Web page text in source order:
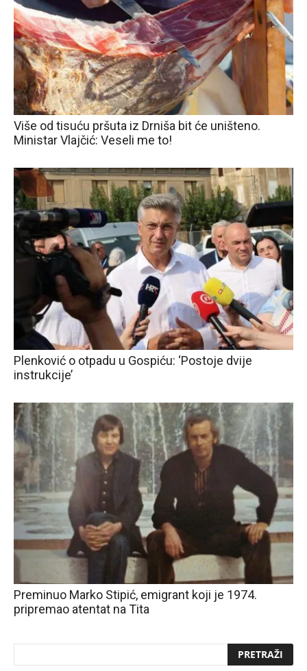
Više od tisuću pršuta iz Drniša bit će uništeno.
Ministar Vlajčić: Veseli me to!
Plenković o otpadu u Gospiću: ‘Postoje dvije
instrukcije’
Preminuo Marko Stipić, emigrant koji je 1974.
pripremao atentat na Tita